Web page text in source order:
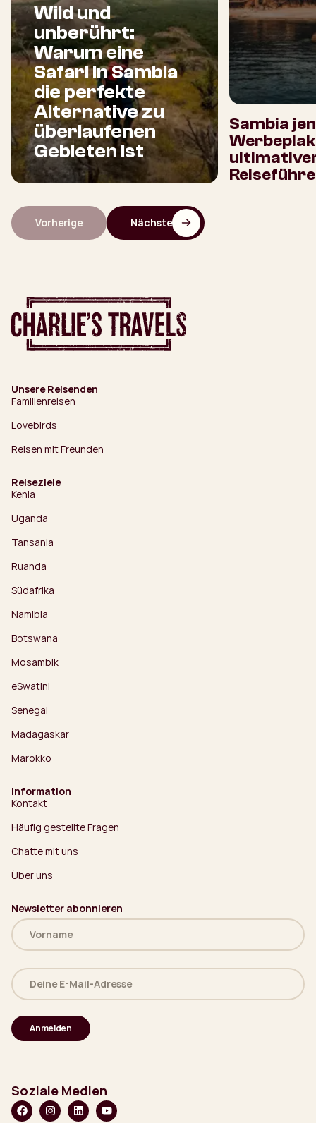
Wild und
unberührt:
Warum eine
Safari in Sambia
die perfekte
Alternative zu
überlaufenen
Gebieten ist
Sambia
Vorherige Nächste
Unsere Reisenden
Familienreisen
Lovebirds
Reisen mit Freunden
Reiseziele
Kenia
Uganda
Tansania
Ruanda
Südafrika
Namibia
Botswana
Mosambik
eSwatini
Senegal
Madagaskar
Marokko
Information
Kontakt
Häufig gestellte Fragen
Chatte mit uns
Über uns
Newsletter abonnieren
Name
(erforderlich)
Deine
E-
Mail-
(erforderlich)
Soziale Medien